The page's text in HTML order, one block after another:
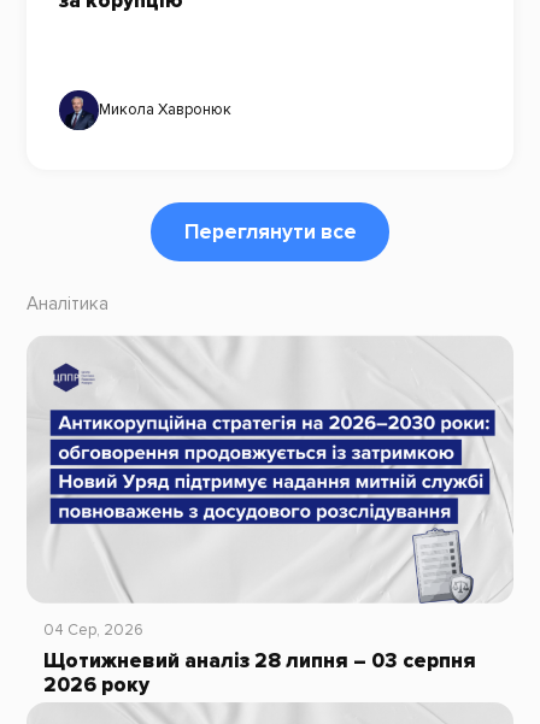
Микола Хавронюк
Переглянути все
Аналітика
04 Сер, 2026
Щотижневий аналіз 28 липня – 03 серпня
2026 року